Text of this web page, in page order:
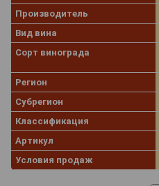
Производитель
Вид вина
Сорт винограда
Регион
Субрегион
Классификация
Артикул
Условия продаж